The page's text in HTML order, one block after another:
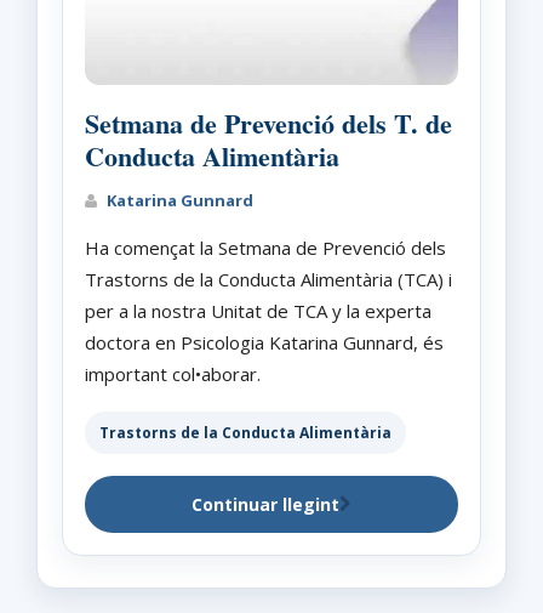
Setmana de Prevenció dels T. de
Conducta Alimentària
Katarina Gunnard
Ha començat la Setmana de Prevenció dels
Trastorns de la Conducta Alimentària (TCA) i
per a la nostra Unitat de TCA y la experta
doctora en Psicologia Katarina Gunnard, és
important col•aborar.
Trastorns de la Conducta Alimentària
Continuar llegint